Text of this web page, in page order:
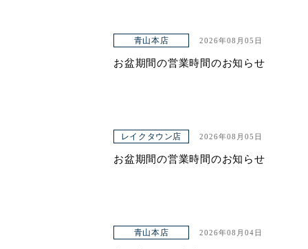
店舗一覧
ヤエチカ店
与野店
アクセス
青山本店 2026年08月05日
お盆期間の営業時間のお知らせ
レイクタウン店 2026年08月05日
お盆期間の営業時間のお知らせ
青山本店 2026年08月04日